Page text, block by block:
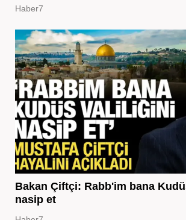
Haber7
Bakan Çiftçi: Rabb'im bana
nasip et